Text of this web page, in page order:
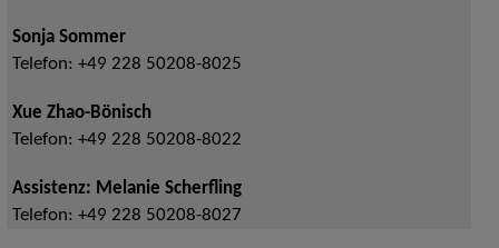
Sonja Sommer
Telefon: +49 228 50208-8025
Xue Zhao-Bönisch
Telefon: +49 228 50208-8022
Assistenz: Melanie Scherfling
Telefon: +49 228 50208-8027